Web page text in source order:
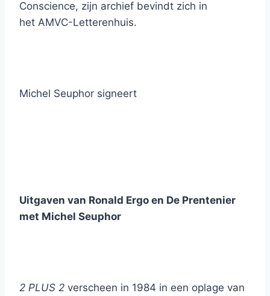
Conscience, zijn archief bevindt zich in
het AMVC-Letterenhuis.
Michel Seuphor signeert
Uitgaven van Ronald Ergo en De Prentenier
met Michel Seuphor
2 PLUS 2 verscheen in 1984 in een oplage van